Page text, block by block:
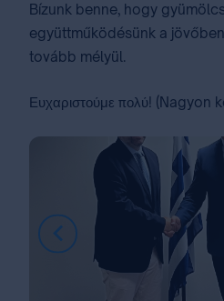
Bízunk benne, hogy
együttműködésünk a
tovább mélyül.
Ευχαριστούμε πολύ! (Nagyon